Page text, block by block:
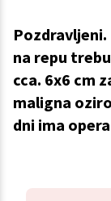
Pozdravljeni.
na repu
cca. 6x6 cm
maligna
dni ima